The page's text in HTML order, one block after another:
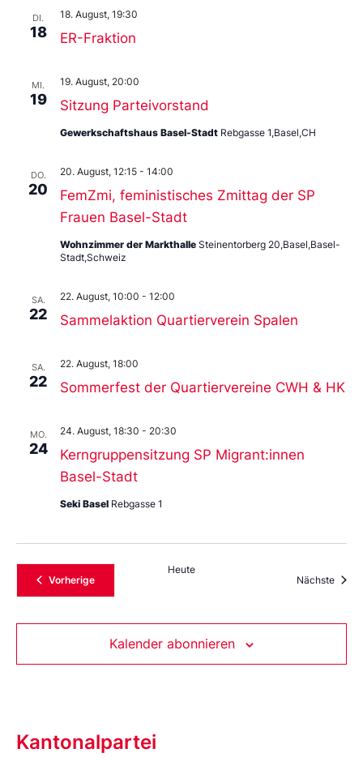
DI.
18 ER-Fraktion
18. August, 19:30
MI.
19 Sitzung Parteivorstand
19. August, 20:00
Gewerkschaftshaus Basel-Stadt Rebgasse 1,Basel,CH
DO.
20
FemZmi, feministisches Zmittag der SP
Frauen Basel-Stadt
20. August, 12:15 - 14:00
Wohnzimmer der Markthalle Steinentorberg 20,Basel,Basel-
Stadt,Schweiz
SA.
22 Sammelaktion Quartierverein Spalen
22. August, 10:00 - 12:00
SA.
22 Sommerfest der Quartiervereine CWH & HK
22. August, 18:00
MO.
24
Kerngruppensitzung SP Migrant:innen
Basel-Stadt
24. August, 18:30 - 20:30
Seki Basel Rebgasse 1
VorherigeVeranstaltungen
Heute
Nächste
Kalender abonnieren
Kantonalpartei